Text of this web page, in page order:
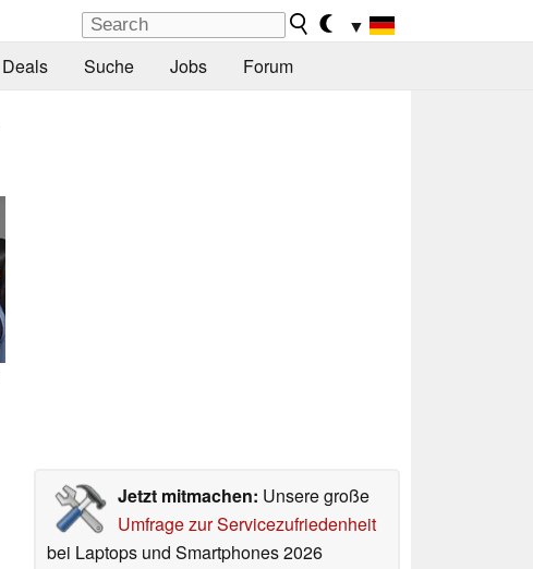
▼
Deals Suche Jobs Forum
Jetzt mitmachen: Unsere große
Umfrage zur Servicezufriedenheit
bei Laptops und Smartphones 2026